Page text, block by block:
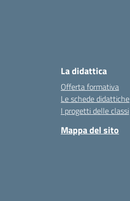
La didattica
Offerta formativa
Le schede didattiche
I progetti delle classi
Mappa del sito